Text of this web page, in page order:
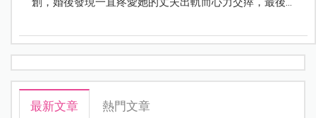
最新文章 熱門文章